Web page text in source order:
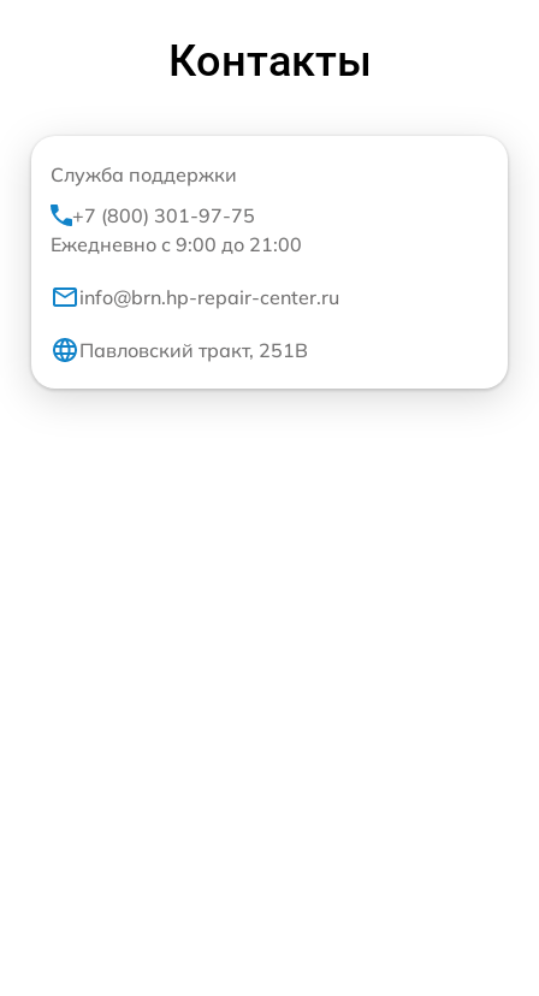
Контакты
Служба поддержки
+7 (800) 301-97-75
Ежедневно с 9:00 до 21:00
info@brn.hp-repair-center.ru
Павловский тракт, 251В